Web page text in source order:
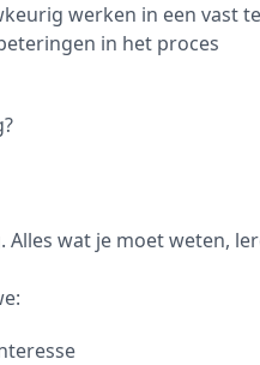
werken in een vast
in het proces
Alles wat je moet weten,